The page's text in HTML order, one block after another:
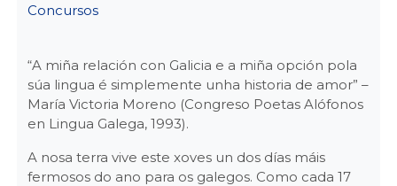
Categories
Concursos
“A miña relación con Galicia e a miña opción pola
súa lingua é simplemente unha historia de amor” –
María Victoria Moreno (Congreso Poetas Alófonos
en Lingua Galega, 1993).
A nosa terra vive este xoves un dos días máis
fermosos do ano para os galegos. Como cada 17